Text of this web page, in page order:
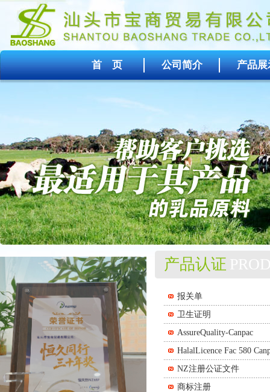
首 页 公司简介 产品展
产品认证
报关单
卫生证明
AssureQuality-Canpac
HalalLicence Fac 580
NZ注册公证文件
商标注册